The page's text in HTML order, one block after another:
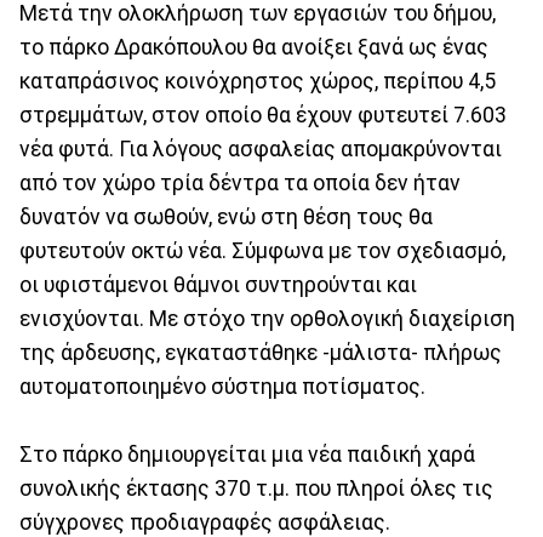
Μετά την ολοκλήρωση των εργασιών του δήμου,
το πάρκο Δρακόπουλου θα ανοίξει ξανά ως ένας
καταπράσινος κοινόχρηστος χώρος, περίπου 4,5
στρεμμάτων, στον οποίο θα έχουν φυτευτεί 7.603
νέα φυτά. Για λόγους ασφαλείας απομακρύνονται
από τον χώρο τρία δέντρα τα οποία δεν ήταν
δυνατόν να σωθούν, ενώ στη θέση τους θα
φυτευτούν οκτώ νέα. Σύμφωνα με τον σχεδιασμό,
οι υφιστάμενοι θάμνοι συντηρούνται και
ενισχύονται. Με στόχο την ορθολογική διαχείριση
της άρδευσης, εγκαταστάθηκε -μάλιστα- πλήρως
αυτοματοποιημένο σύστημα ποτίσματος.
Στο πάρκο δημιουργείται μια νέα παιδική χαρά
συνολικής έκτασης 370 τ.μ. που πληροί όλες τις
σύγχρονες προδιαγραφές ασφάλειας.